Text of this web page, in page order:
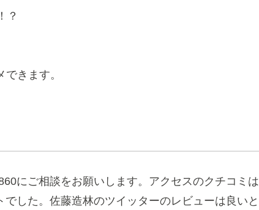
？
きます。
にご相談をお願いします。アクセスのクチコミは
した。佐藤造林のツイッターのレビューは良いと